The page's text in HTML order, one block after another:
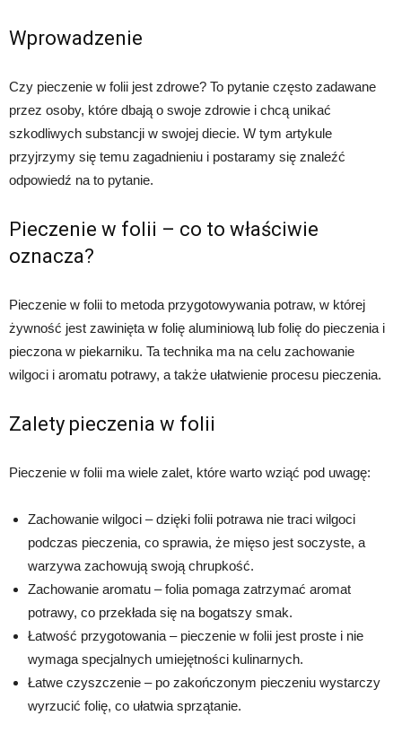
Wprowadzenie
Czy pieczenie w folii jest zdrowe? To pytanie często zadawane
przez osoby, które dbają o swoje zdrowie i chcą unikać
szkodliwych substancji w swojej diecie. W tym artykule
przyjrzymy się temu zagadnieniu i postaramy się znaleźć
odpowiedź na to pytanie.
Pieczenie w folii – co to właściwie
oznacza?
Pieczenie w folii to metoda przygotowywania potraw, w której
żywność jest zawinięta w folię aluminiową lub folię do pieczenia i
pieczona w piekarniku. Ta technika ma na celu zachowanie
wilgoci i aromatu potrawy, a także ułatwienie procesu pieczenia.
Zalety pieczenia w folii
Pieczenie w folii ma wiele zalet, które warto wziąć pod uwagę:
Zachowanie wilgoci – dzięki folii potrawa nie traci wilgoci
podczas pieczenia, co sprawia, że mięso jest soczyste, a
warzywa zachowują swoją chrupkość.
Zachowanie aromatu – folia pomaga zatrzymać aromat
potrawy, co przekłada się na bogatszy smak.
Łatwość przygotowania – pieczenie w folii jest proste i nie
wymaga specjalnych umiejętności kulinarnych.
Łatwe czyszczenie – po zakończonym pieczeniu wystarczy
wyrzucić folię, co ułatwia sprzątanie.